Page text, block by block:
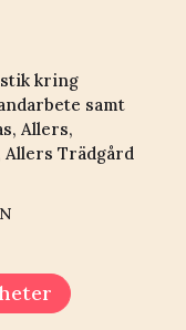
kring
samt
Allers,
Allers Trädgård